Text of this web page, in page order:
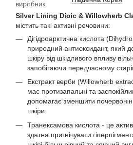
виробник
Silver Lining Dioic & Willowherb
містить такі активні речовини:
Дігідроарктична кислота
природний антиоксидант, який
шкіру від шкідливого впливу
запобігаючи передчасному
Екстракт верби (Willowherb
має протизапальні та
допомагає зменшити
шкіри.
Транексамова кислота - це
здатна пригнічувати